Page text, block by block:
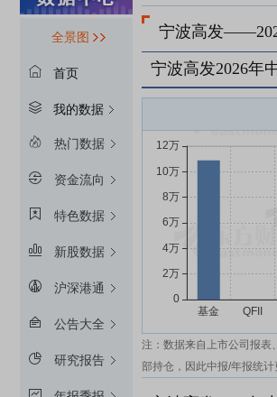
全景图
首页
我的数据
热门数据
资金流向
特色数据
新股数据
沪深港通
公告大全
研究报告
宁波高发
宁波高发2026年
注：数据来自上市公司报表
部持仓，因此中报/年报统计